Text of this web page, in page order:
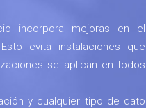
incorpora mejoras en el
evita instalaciones que
se aplican en todos
y cualquier tipo de dato